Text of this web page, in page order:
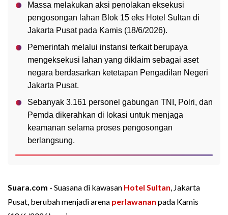
Massa melakukan aksi penolakan eksekusi
pengosongan lahan Blok 15 eks Hotel Sultan di
Jakarta Pusat pada Kamis (18/6/2026).
Pemerintah melalui instansi terkait berupaya
mengeksekusi lahan yang diklaim sebagai aset
negara berdasarkan ketetapan Pengadilan Negeri
Jakarta Pusat.
Sebanyak 3.161 personel gabungan TNI, Polri, dan
Pemda dikerahkan di lokasi untuk menjaga
keamanan selama proses pengosongan
berlangsung.
Suara.com - Suasana di kawasan Hotel Sultan, Jakarta
Pusat, berubah menjadi arena perlawanan pada Kamis